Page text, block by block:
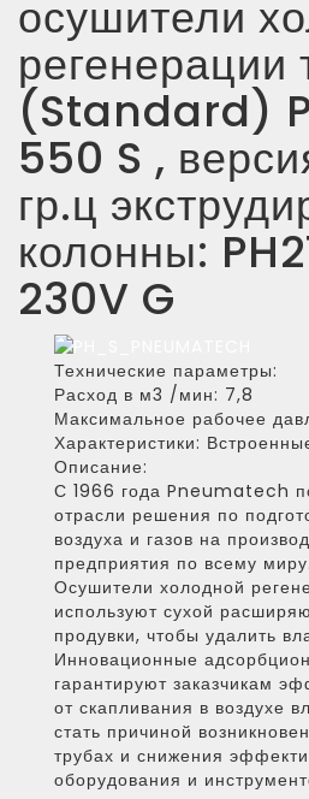
осушители
регенерации
(Standard)
550 S ,
гр.ц
колонны:
230V G
Технические параметры:
Расход в м3 /мин: 7,8
Максимальное рабочее
Характеристики:
Описание:
С 1966 года Pneumatech
отрасли решения по
воздуха и газов на
предприятия по всему миру.
Осушители холодной
используют сухой
продувки, чтобы удалить
Инновационные
гарантируют заказчикам
от скапливания в воздухе
стать причиной
трубах и снижения
оборудования и